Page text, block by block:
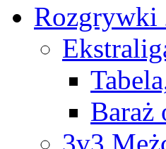
Rozgrywki
Baraż
3v3